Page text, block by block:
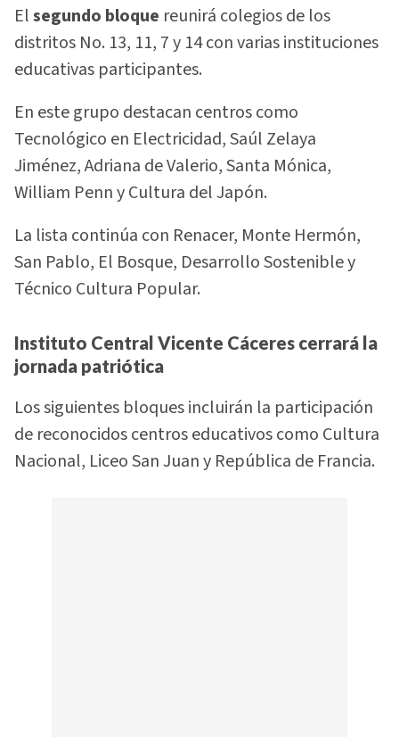
Elsegundo bloque reunirá colegios de los
distritos No. 13, 11, 7 y 14 con varias instituciones
educativas participantes.
En este grupo destacan centros como
Tecnológico en Electricidad, Saúl Zelaya
Jiménez, Adriana de Valerio, Santa Mónica,
William Penn y Cultura del Japón.
La lista continúa con Renacer, Monte Hermón,
San Pablo, El Bosque, Desarrollo Sostenible y
Técnico Cultura Popular.
Instituto Central Vicente Cáceres cerrará la
jornada patriótica
Los siguientes bloques incluirán la participación
de reconocidos centros educativos como Cultura
Nacional, Liceo San Juan y República de Francia.